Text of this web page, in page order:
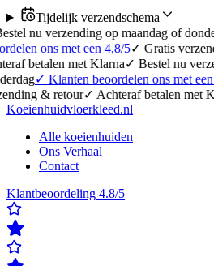
Tijdelijk verzendschema
op maandag of donderdag✓
met een 4,8/5✓Gratis verzending &
met Klarna ✓Bestel nu verzending op
beoordelen ons met een 4,8/5✓
✓ Achteraf betalen met Klarna
Koeienhuidvloerkleed.nl
Alle koeienhuiden
Ons Verhaal
Contact
Klantbeoordeling 4.8/5